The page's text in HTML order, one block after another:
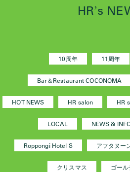
HR’s
10周年 11周年
Bar＆Restaurant COCONOMA
HOT NEWS HR salon HR
LOCAL NEWS &
Roppongi Hotel S アフタヌー
クリスマス ゴー